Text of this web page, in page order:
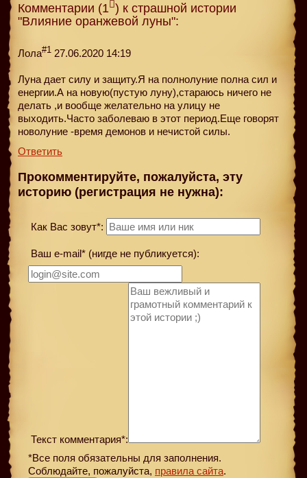
Комментарии (1 ) к страшной истории
"Влияние оранжевой луны":
Лола#1 27.06.2020 14:19
Луна дает силу и защиту.Я на полнолуние полна сил и
енергии.А на новую(пустую луну),стараюсь ничего не
делать ,и вообще желательно на улицу не
выходить.Часто заболеваю в этот период.Еще говорят
новолуние -время демонов и нечистой силы.
Ответить
Прокомментируйте, пожалуйста, эту
историю (регистрация не нужна):
Как Вас зовут*:
Ваш e-mail* (нигде не публикуется):
Текст комментария*:
*Все поля обязательны для заполнения.
Соблюдайте, пожалуйста, правила сайта.